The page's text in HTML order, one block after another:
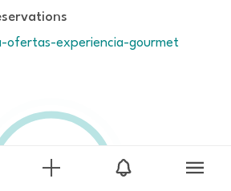
ofertas-experiencia-gourmet